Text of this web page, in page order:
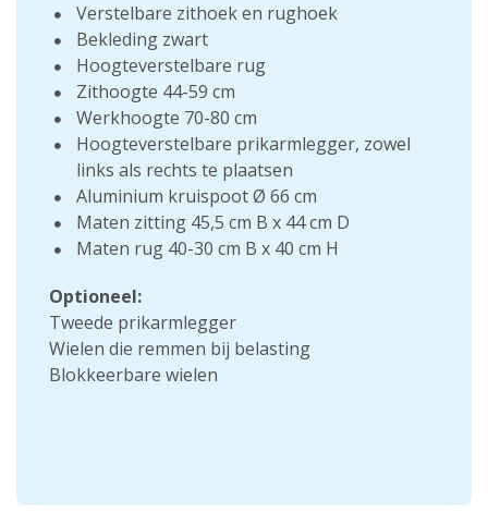
Verstelbare zithoek en rughoek
Bekleding zwart
Hoogteverstelbare rug
Zithoogte 44-59 cm
Werkhoogte 70-80 cm
Hoogteverstelbare prikarmlegger, zowel
links als rechts te plaatsen
Aluminium kruispoot Ø 66 cm
Maten zitting 45,5 cm B x 44 cm D
Maten rug 40-30 cm B x 40 cm H
Optioneel:
Tweede prikarmlegger
Wielen die remmen bij belasting
Blokkeerbare wielen